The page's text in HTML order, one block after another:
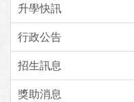
升學快訊
行政公告
招生訊息
獎助消息